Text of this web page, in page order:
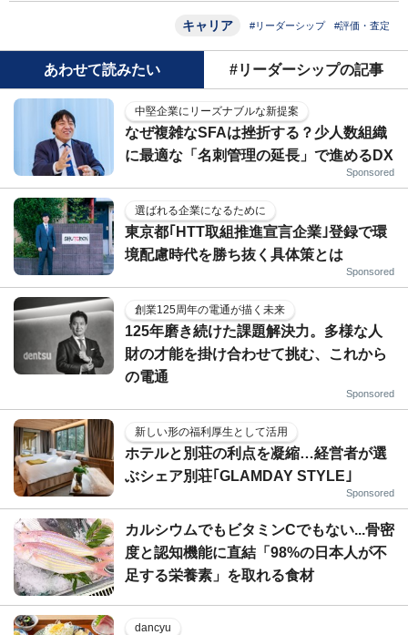
キャリア #リーダーシップ #評価・査定
あわせて読みたい #リーダーシップの記事
中堅企業にリーズナブルな新提案
なぜ複雑なSFAは挫折する？少人数組織
に最適な「名刺管理の延長」で進めるDX
Sponsored
選ばれる企業になるために
東京都｢HTT取組推進宣言企業｣登録で環
境配慮時代を勝ち抜く具体策とは
Sponsored
創業125周年の電通が描く未来
125年磨き続けた課題解決力。多様な人
財の才能を掛け合わせて挑む、これから
の電通
Sponsored
新しい形の福利厚生として活用
ホテルと別荘の利点を凝縮…経営者が選
ぶシェア別荘｢GLAMDAY STYLE｣
Sponsored
カルシウムでもビタミンCでもない...骨密
度と認知機能に直結「98%の日本人が不
足する栄養素」を取れる食材
dancyu